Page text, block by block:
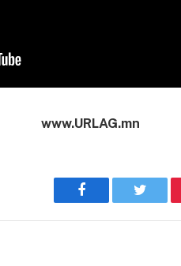
www.URLAG.mn
Facebook Twitter